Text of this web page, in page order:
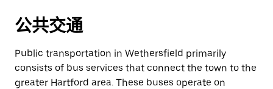
公共交通
Public transportation in Wethersfield primarily
consists of bus services that connect the town to the
greater Hartford area. These buses operate on